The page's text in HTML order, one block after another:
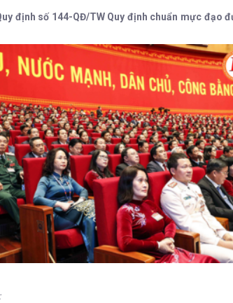
định số 144-QĐ/TW Quy định chuẩn mực